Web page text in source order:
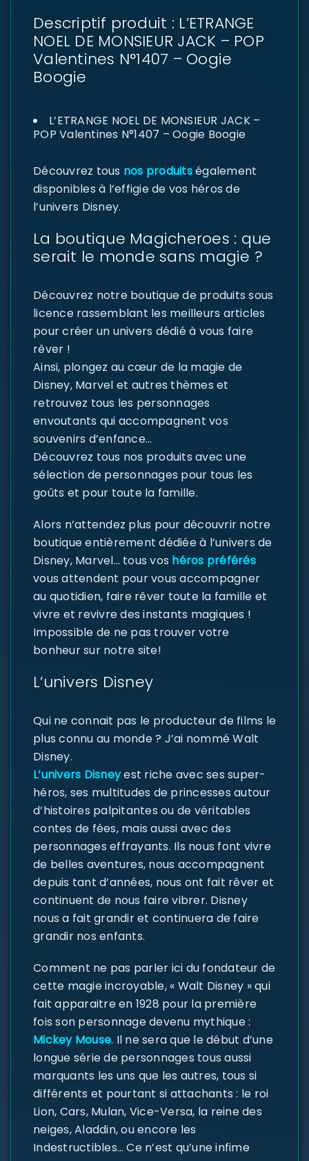
Descriptif produit : L’ETRANGE
NOEL DE MONSIEUR JACK – POP
Valentines N°1407 – Oogie
Boogie
L’ETRANGE NOEL DE MONSIEUR JACK –
POP Valentines N°1407 – Oogie Boogie
Découvrez tous nos produitségalement
disponibles à l’effigie de vos héros de
l’univers Disney.
La boutique Magicheroes : que
serait le monde sans magie ?
Découvrez notre boutique de produits sous
licence rassemblant les meilleurs articles
pour créer un univers dédié à vous faire
rêver !
Ainsi, plongez au cœur de la magie de
Disney, Marvel et autres thèmes et
retrouvez tous les personnages
envoutants qui accompagnent vos
souvenirs d’enfance…
Découvrez tous nos produits avec une
sélection de personnages pour tous les
goûts et pour toute la famille.
Alors n’attendez plus pour découvrir notre
boutique entièrement dédiée à l’univers de
Disney, Marvel… tous vos héros préférés
vous attendent pour vous accompagner
au quotidien, faire rêver toute la famille et
vivre et revivre des instants magiques !
Impossible de ne pas trouver votre
bonheur sur notre site!
L’univers Disney
Qui ne connait pas le producteur de films le
plus connu au monde ? J’ai nommé Walt
Disney.
L’univers Disneyest riche avec ses super-
héros, ses multitudes de princesses autour
d’histoires palpitantes ou de véritables
contes de fées, mais aussi avec des
personnages effrayants. Ils nous font vivre
de belles aventures, nous accompagnent
depuis tant d’années, nous ont fait rêver et
continuent de nous faire vibrer. Disney
nous a fait grandir et continuera de faire
grandir nos enfants.
Comment ne pas parler ici du fondateur de
cette magie incroyable, « Walt Disney » qui
fait apparaitre en 1928 pour la première
fois son personnage devenu mythique :
Mickey Mouse. Il ne sera que le début d’une
longue série de personnages tous aussi
marquants les uns que les autres, tous si
différents et pourtant si attachants : le roi
Lion, Cars, Mulan, Vice-Versa, la reine des
neiges, Aladdin, ou encore les
Indestructibles… Ce n’est qu’une infime